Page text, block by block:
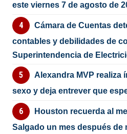
este viernes 7 de agosto de
Cámara de Cuentas
contables y debilidades de
Superintendencia de
Alexandra MVP realiza
sexo y deja entrever que
Houston recuerda al
Salgado un mes después de